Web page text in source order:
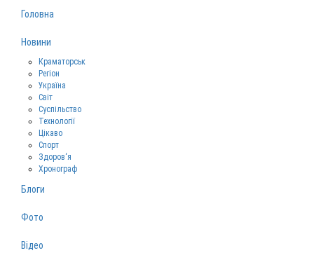
Головна
Новини
Краматорськ
Регіон
Україна
Світ
Суспільство
Технології
Цікаво
Спорт
Здоров‘я
Хронограф
Блоги
Фото
Відео